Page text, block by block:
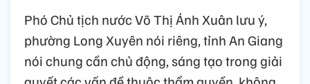
Phó Chủ tịch nước Võ Thị Ánh Xuân lưu ý,
phường Long Xuyên nói riêng, tỉnh An Giang
nói chung cần chủ động, sáng tạo trong giải